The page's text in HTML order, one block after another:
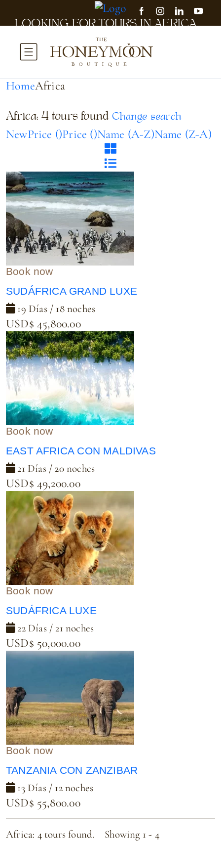
LOOKING FOR TOURS IN AFRICA...
it will take a couple of seconds
HomeAfrica
Africa: 4 tours found Change search
NewPrice ()Price ()Name (A-Z)Name (Z-A)
Book now
SUDÁFRICA GRAND LUXE
19 Días / 18 noches
USD$ 45,800.00
Book now
EAST AFRICA CON MALDIVAS
21 Días / 20 noches
USD$ 49,200.00
Book now
SUDÁFRICA LUXE
22 Días / 21 noches
USD$ 50,000.00
Book now
TANZANIA CON ZANZIBAR
13 Días / 12 noches
USD$ 55,800.00
Africa: 4 tours found. Showing 1 - 4